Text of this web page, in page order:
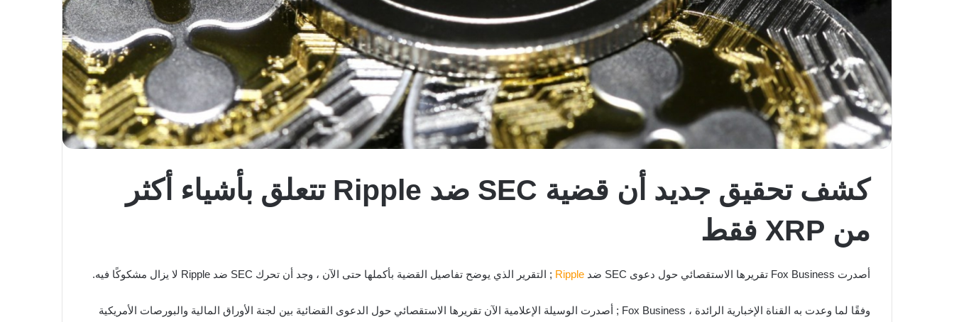
كشف تحقيق جديد أن قضية SEC ضد Ripple تتعلق بأشياء أكثر
من XRP فقط
أصدرت Fox Business تقريرها الاستقصائي حول دعوى SEC ضد Ripple ; التقرير الذي يوضح تفاصيل القضية بأكملها حتى الآن ، وجد أن تحرك SEC ضد Ripple لا يزال مشكوكًا فيه.
وفقًا لما وعدت به القناة الإخبارية الرائدة ، Fox Business ; أصدرت الوسيلة الإعلامية الآن تقريرها الاستقصائي حول الدعوى القضائية بين لجنة الأوراق المالية والبورصات الأمريكية